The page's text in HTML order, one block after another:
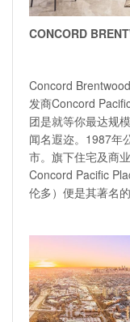
CONCORD
Concord
发商Concord
团是就等你最达规
闻名遐迩。1987年
市。旗下住宅及商
Concord Pacific
伦多）便是其著名的